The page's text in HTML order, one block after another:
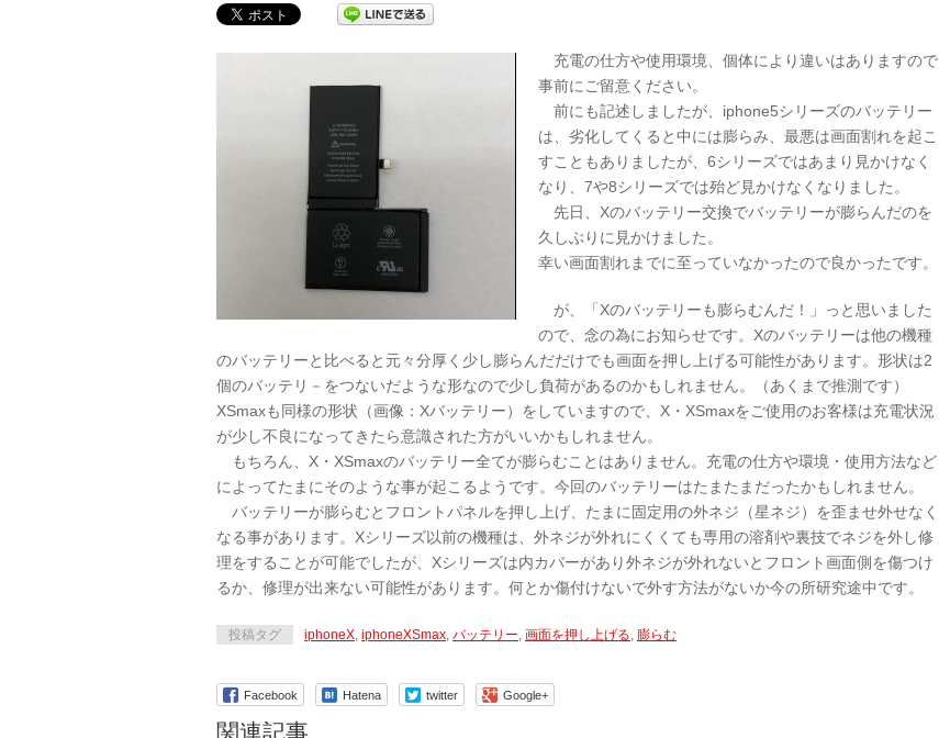
充電の仕方や使用環境、個体により違いはありますので
事前にご留意ください。
前にも記述しましたが、iphone5シリーズのバッテリー
は、劣化してくると中には膨らみ、最悪は画面割れを起こ
すこともありましたが、6シリーズではあまり見かけなく
なり、7や8シリーズでは殆ど見かけなくなりました。
先日、Xのバッテリー交換でバッテリーが膨らんだのを
久しぶりに見かけました。
幸い画面割れまでに至っていなかったので良かったです。
が、「Xのバッテリーも膨らむんだ！」っと思いました
ので、念の為にお知らせです。Xのバッテリーは他の機種
のバッテリーと比べると元々分厚く少し膨らんだだけでも画面を押し上げる可能性があります。形状は2
個のバッテリ－をつないだような形なので少し負荷があるのかもしれません。（あくまで推測です）
XSmaxも同様の形状（画像：Xバッテリー）をしていますので、X・XSmaxをご使用のお客様は充電状況
が少し不良になってきたら意識された方がいいかもしれません。
もちろん、X・XSmaxのバッテリー全てが膨らむことはありません。充電の仕方や環境・使用方法など
によってたまにそのような事が起こるようです。今回のバッテリーはたまたまだったかもしれません。
バッテリーが膨らむとフロントパネルを押し上げ、たまに固定用の外ネジ（星ネジ）を歪ませ外せなく
なる事があります。Xシリーズ以前の機種は、外ネジが外れにくくても専用の溶剤や裏技でネジを外し修
理をすることが可能でしたが、Xシリーズは内カバーがあり外ネジが外れないとフロント画面側を傷つけ
るか、修理が出来ない可能性があります。何とか傷付けないで外す方法がないか今の所研究途中です。
投稿タグ iphoneX, iphoneXSmax, バッテリー, 画面を押し上げる, 膨らむ
Facebook Hatena twitter Google+
関連記事